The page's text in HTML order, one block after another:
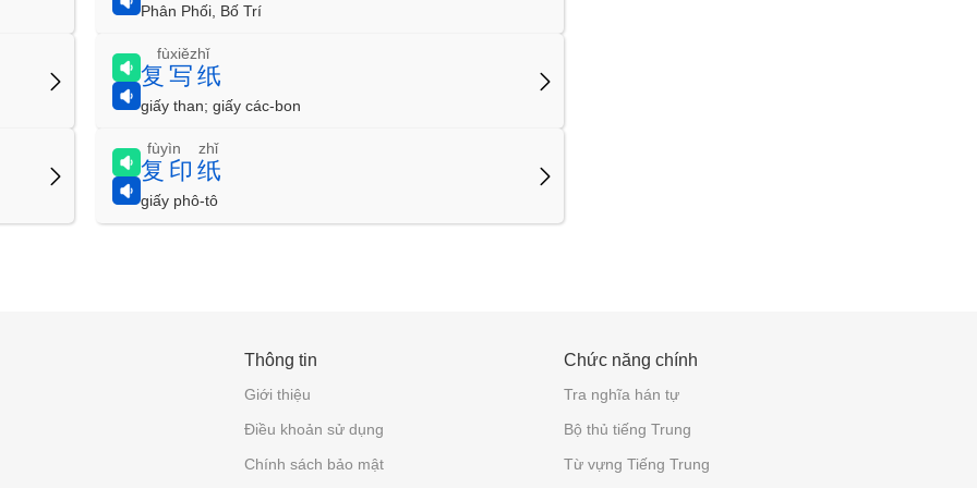
Phân Phối, Bố Trí
复写纸
fùxiězhǐ
giấy than; giấy các-bon
复印纸
fùyìn zhǐ
giấy phô-tô
Thông tin
Giới thiệu
Điều khoản sử dụng
Chính sách bảo mật
Chức năng chính
Tra nghĩa hán tự
Bộ thủ tiếng Trung
Từ vựng Tiếng Trung